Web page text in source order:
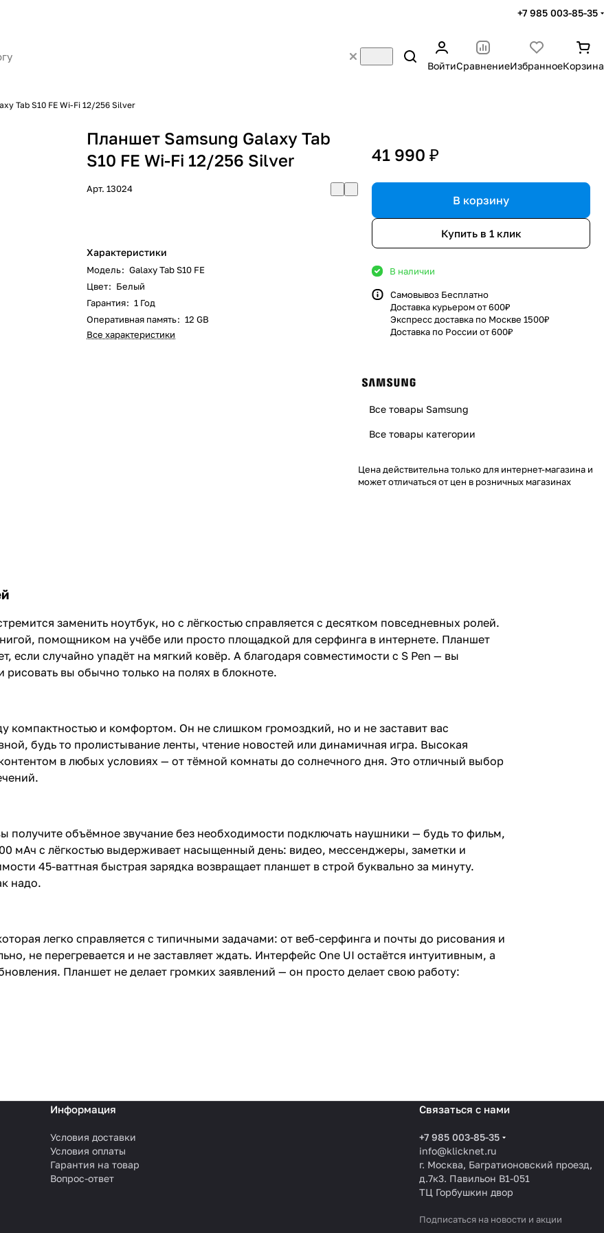
+7 985 003-85-35
ВойтиСравнениеИзбранноеКорзина
Tab S10 FE Wi-Fi 12/256 Silver
Планшет Samsung Galaxy Tab
S10 FE Wi-Fi 12/256 Silver
Арт.13024
Характеристики
Модель: Galaxy Tab S10 FE
Цвет: Белый
Гарантия: 1 Год
Оперативная память: 12 GB
Все характеристики
41 990 ₽
В корзину
Купить в 1 клик
В наличии
Самовывоз Бесплатно
Доставка курьером от 600₽
Экспресс доставка по Москве 1500₽
Доставка по России от 600₽
Все товары Samsung
Все товары категории
Цена действительна только для интернет-магазина и
может отличаться от цен в розничных магазинах
заменить ноутбук, но с лёгкостью справляется с десятком повседневных ролей.
помощником на учёбе или просто площадкой для серфинга в интернете. Планшет
если случайно упадёт на мягкий ковёр. А благодаря совместимости с S Pen — вы
вы обычно только на полях в блокноте.
и комфортом. Он не слишком громоздкий, но и не заставит вас
будь то пролистывание ленты, чтение новостей или динамичная игра. Высокая
в любых условиях — от тёмной комнаты до солнечного дня. Это отличный выбор
объёмное звучание без необходимости подключать наушники — будь то фильм,
мАч с лёгкостью выдерживает насыщенный день: видео, мессенджеры, заметки и
45-ваттная быстрая зарядка возвращает планшет в строй буквально за минуту.
надо.
легко справляется с типичными задачами: от веб-серфинга и почты до рисования и
не перегревается и не заставляет ждать. Интерфейс One UI остаётся интуитивным, а
Планшет не делает громких заявлений — он просто делает свою работу:
Информация
Условия доставки
Условия оплаты
Гарантия на товар
Вопрос-ответ
Связаться с нами
+7 985 003-85-35
info@klicknet.ru
г. Москва, Багратионовский проезд,
д.7к3. Павильон B1-051
ТЦ Горбушкин двор
Подписаться на новости и акции